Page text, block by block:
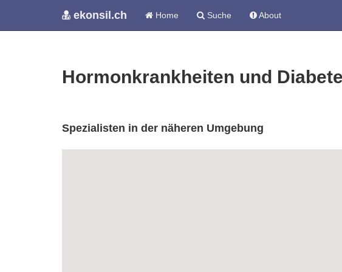
ekonsil.ch Home Suche About
Hormonkrankheiten und
Spezialisten in der näheren Umgebung